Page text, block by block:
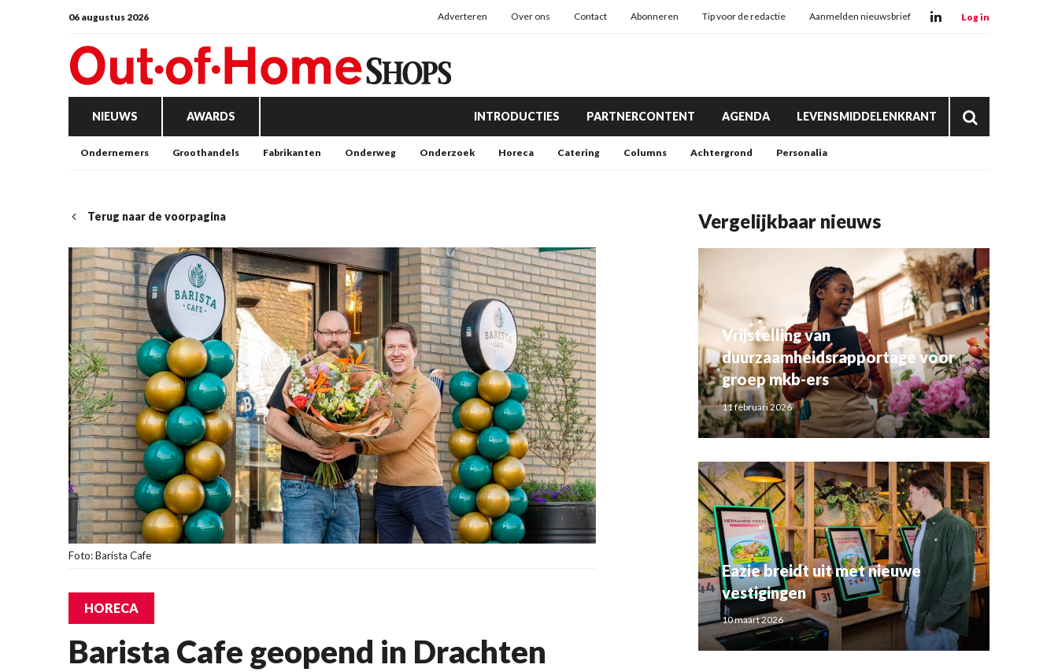
06 augustus 2026 Adverteren Over ons Contact Abonneren Tip voor de redactie Aanmelden nieuwsbrief Log in
NIEUWS AWARDS INTRODUCTIES PARTNERCONTENT AGENDA LEVENSMIDDELENKRANT
Ondernemers Groothandels Fabrikanten Onderweg Onderzoek Horeca Catering Columns Achtergrond Personalia
Terug naar de voorpagina
Foto: Barista Cafe
HORECA
Barista Cafe geopend in Drachten
Vergelijkbaar nieuws
Vrijstelling van
duurzaamheidsrapportage voor
groep mkb-ers
11 februari 2026
Eazie breidt uit met nieuwe
vestigingen
10 maart 2026